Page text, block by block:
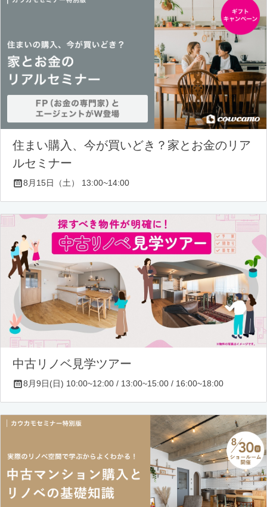
住まい購入、今が買いどき？家とお金のリア
ルセミナー
8月15日（土） 13:00~14:00
中古リノベ見学ツアー
8月9日(日) 10:00~12:00 / 13:00~15:00 / 16:00~18:00